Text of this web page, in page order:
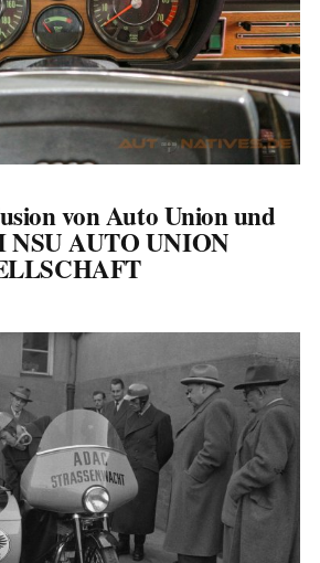
von Auto Union und
NSU AUTO UNION